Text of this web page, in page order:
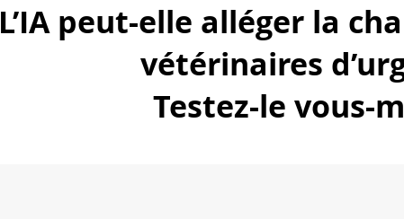
L’IA peut-elle alléger la
vétérinaires
Testez-le vous-